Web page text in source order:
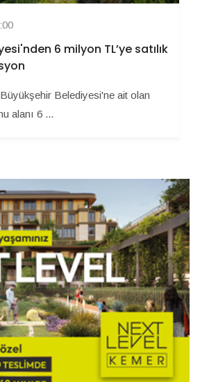
6 milyon TL’ye satılık
Belediyesi'ne ait olan
alanı 6 ...